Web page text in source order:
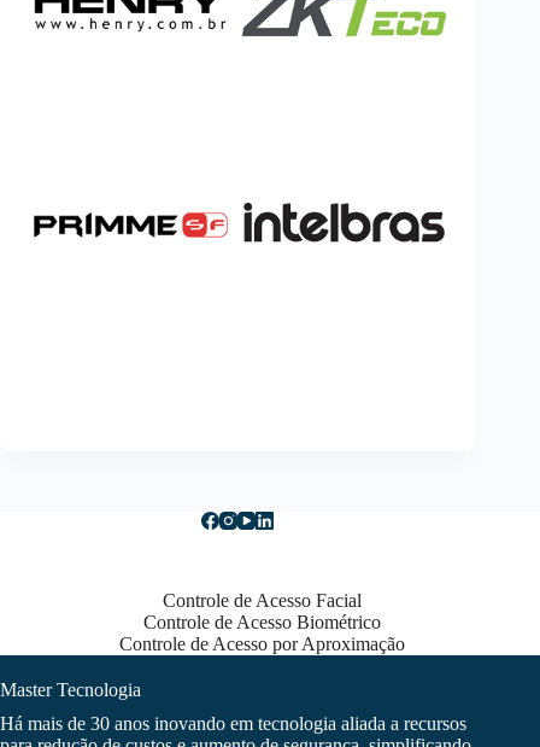
Controle de Acesso Facial
Controle de Acesso Biométrico
Controle de Acesso por Aproximação
Master Tecnologia
Há mais de 30 anos inovando em tecnologia aliada a recursos